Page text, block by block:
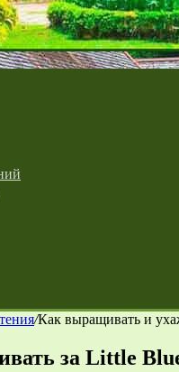
/Как выращивать и
за Little